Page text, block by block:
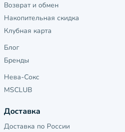
Возврат и обмен
Накопительная скидка
Клубная карта
Блог
Бренды
Нева-Сокс
MSCLUB
Доставка
Доставка по России